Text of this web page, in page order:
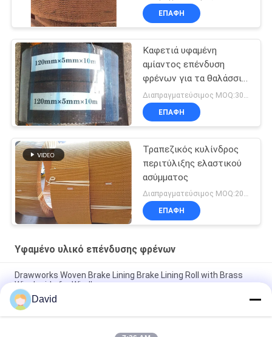
φρένων επένδυσης
υλική
ΕΠΑΦΉ
Καφετιά υφαμένη
αμίαντος επένδυση
φρένων για τα θαλάσσια
μηχανήματα κατασκευής
ΕΠΑΦΉ
Τραπεζικός κυλίνδρος
περιτύλιξης ελαστικού
ασύμματος
Διαπραγματεύσιμος MOQ:200 κιλά
ΕΠΑΦΉ
Υφαμένο υλικό επένδυσης φρένων
Drawworks Woven Brake Lining Brake Lining Roll with Brass
Wire Inside for Windlass
Υφαντό υλικό τριβής για μηχανισμό πρόσδεσης, υλικό τριβής
για φρένα αυτοκινήτων με ορείχαλκο
David